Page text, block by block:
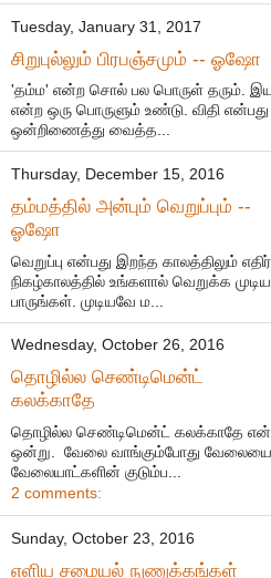
Tuesday, January 31, 2017
சிறுபுல்லும் பிரபஞ்சமும் -- ஓஷோ
'தம்ம' என்ற சொல் பல பொருள் தரும்.
என்ற ஒரு பொருளும் உண்டு. விதி
ஒன்றிணைத்து வைத்த...
Thursday, December 15, 2016
தம்மத்தில் அன்பும் வெறுப்பும் --
ஓஷோ
வெறுப்பு என்பது இறந்த காலத்திலும்
நிகழ்காலத்தில் உங்களால் வெறுக்க
பாருங்கள். முடியவே ம...
Wednesday, October 26, 2016
தொழில்ல செண்டிமென்ட்
கலக்காதே
தொழில்ல செண்டிமென்ட் கலக்காதே
ஒன்று. வேலை வாங்கும்போது
வேலையாட்களின் குடும்ப...
2 comments:
Sunday, October 23, 2016
எளிய சமையல் நுணுக்கங்கள்